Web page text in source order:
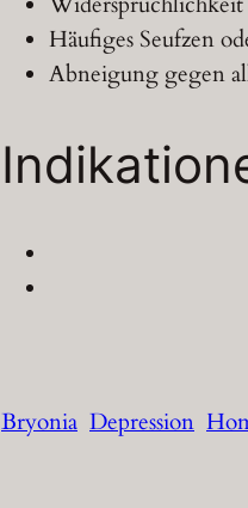
Häufiges Seufzen
Abneigung gegen
Bryonia Depression